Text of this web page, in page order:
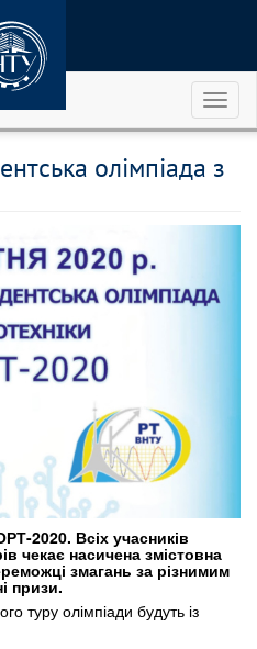
олімпіада з
2020. Всіх учасників
чекає насичена змістовна
змагань за різнимим
призи.
туру олімпіади будуть із